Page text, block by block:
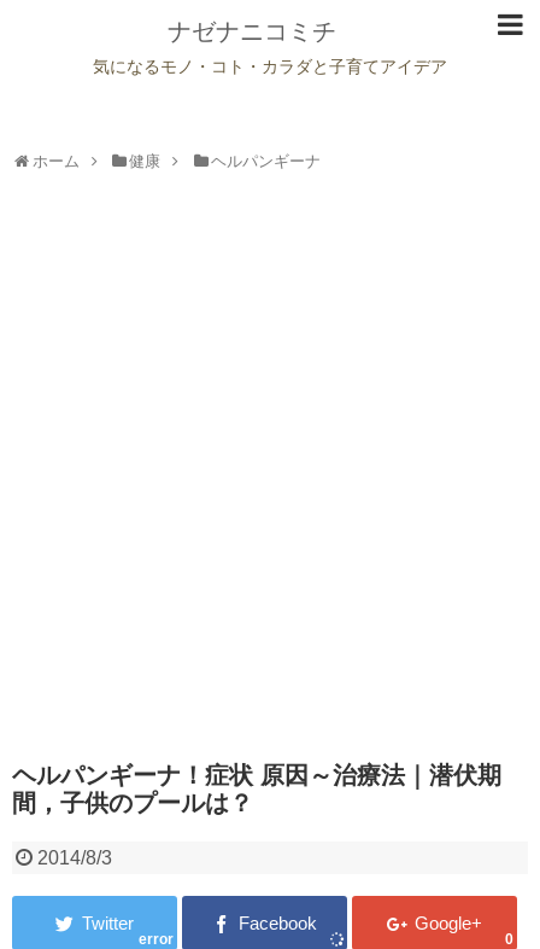
ナゼナニコミチ
気になるモノ・コト・カラダと子育てアイデア
ホーム 健康 ヘルパンギーナ
ヘルパンギーナ！症状 原因～治療法｜潜伏期
間，子供のプールは？
2014/8/3
error 0